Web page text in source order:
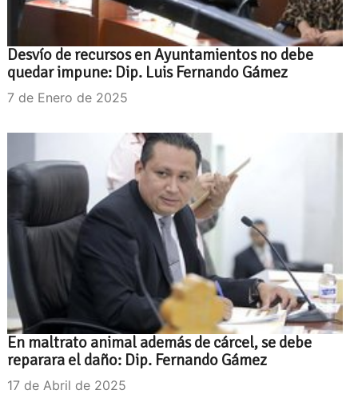
Desvío de recursos en Ayuntamientos no debe
quedar impune: Dip. Luis Fernando Gámez
7 de Enero de 2025
En maltrato animal además de cárcel, se debe
reparara el daño: Dip. Fernando Gámez
17 de Abril de 2025